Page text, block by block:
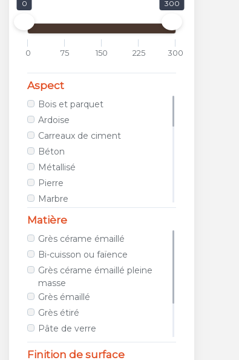
ARPA
ARTISTICA DUE
ASCOT
ASTOR
ATLAS CONCORDE
AVA CERAMICA
AZTECA CERAMICA
AZULEJOS BENADRESA
AZULEV
AZUVI
B&B CERAMICHE
BAERWOLF
BAGATTINI
BARDELLI
BAYKER
BELLACASA CERAMICA
BELLAVISTA
BIOPETRA
BISAZZA
BLUSTYLE
BOXER
0 300
0 75 150 225 300
Aspect
Bois et parquet
Ardoise
Carreaux de ciment
Béton
Métallisé
Pierre
Marbre
Tissu / Cuir
Géométrique
Images et photos
Galet et mosaïque
Travertin
Terracotta
Matière
Grès cérame émaillé
Bi-cuisson ou faïence
Grès cérame émaillé pleine
masse
Grès émaillé
Grès étiré
Pâte de verre
Métal
Finition de surface